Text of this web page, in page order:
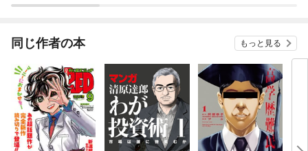
同じ作者の本 もっと見る